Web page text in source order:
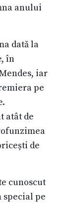
anului
dată la
în
iar
pe
atât de
de
cunoscut
pe